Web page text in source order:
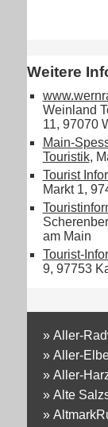
Weitere
Weinland
11, 97070
Main-
Touristik,
Tourist
Markt 1,
am Main
Tourist-
9, 97753
» Aller-
» Aller-
» Aller-
» Alte
»